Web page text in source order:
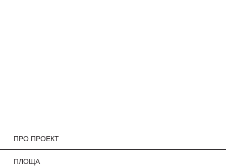
ПЛОЩА
ПРО ПРОЕКТ